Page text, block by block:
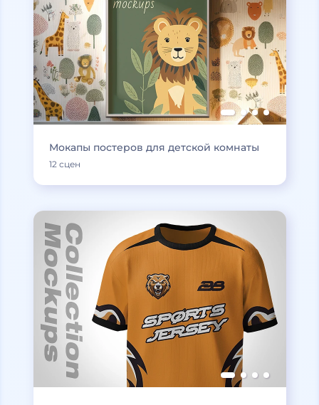
Мокапы постеров для детской комнаты
12 сцен